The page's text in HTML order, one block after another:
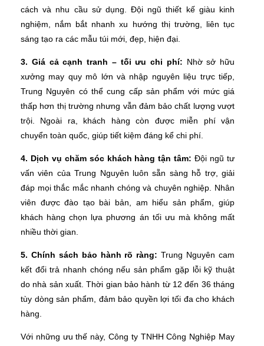
cách và nhu cầu sử dụng. Đội ngũ thiết kế giàu kinh
nghiệm, nắm bắt nhanh xu hướng thị trường, liên tục
sáng tạo ra các mẫu túi mới, đẹp, hiện đại.
3. Giá cả cạnh tranh – tối ưu chi phí: Nhờ sở hữu
xưởng may quy mô lớn và nhập nguyên liệu trực tiếp,
Trung Nguyên có thể cung cấp sản phẩm với mức giá
thấp hơn thị trường nhưng vẫn đảm bảo chất lượng vượt
trội. Ngoài ra, khách hàng còn được miễn phí vận
chuyển toàn quốc, giúp tiết kiệm đáng kể chi phí.
4. Dịch vụ chăm sóc khách hàng tận tâm: Đội ngũ tư
vấn viên của Trung Nguyên luôn sẵn sàng hỗ trợ, giải
đáp mọi thắc mắc nhanh chóng và chuyên nghiệp. Nhân
viên được đào tạo bài bản, am hiểu sản phẩm, giúp
khách hàng chọn lựa phương án tối ưu mà không mất
nhiều thời gian.
5. Chính sách bảo hành rõ ràng: Trung Nguyên cam
kết đổi trả nhanh chóng nếu sản phẩm gặp lỗi kỹ thuật
do nhà sản xuất. Thời gian bảo hành từ 12 đến 36 tháng
tùy dòng sản phẩm, đảm bảo quyền lợi tối đa cho khách
hàng.
Với những ưu thế này, Công ty TNHH Công Nghiệp May